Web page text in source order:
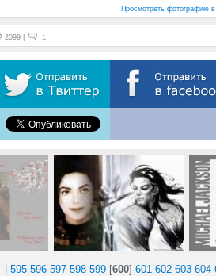
Просмотреть фотографию
2099 | 1
|595 596 597 598 599 [600]601 602 603 604